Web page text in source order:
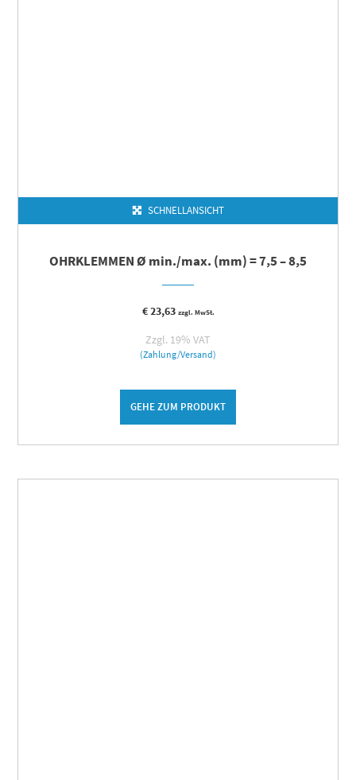
SCHNELLANSICHT
OHRKLEMMEN Ø min./max. (mm) = 7,5 – 8,5
€23,63 zzgl. MwSt.
Zzgl. 19% VAT
(Zahlung/Versand)
GEHE ZUM PRODUKT